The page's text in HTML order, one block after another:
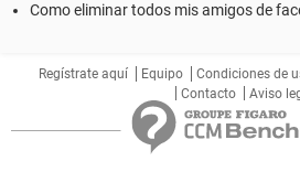
Como eliminar todos mis amigos de
Regístrate aquí Equipo Condiciones de
Contacto
Aviso